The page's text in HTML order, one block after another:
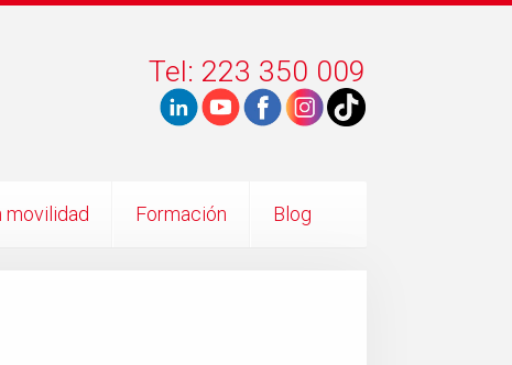
Tel: 223 350 009
movilidad Formación Blog